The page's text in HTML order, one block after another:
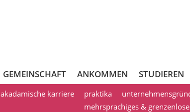
GEMEINSCHAFT ANKOMMEN STUDIEREN
akadamische karriere praktika
mehrsprachiges &